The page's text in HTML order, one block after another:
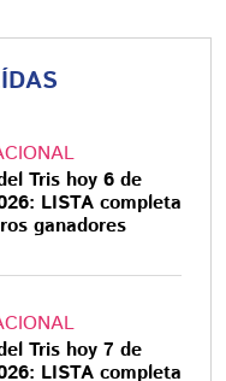
Tris hoy 6 de
LISTA completa
ganadores
Tris hoy 7 de
LISTA completa